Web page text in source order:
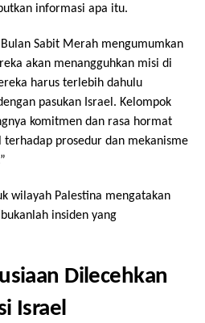
informasi apa itu.
Sabit Merah mengumumkan
akan menangguhkan misi di
harus terlebih dahulu
pasukan Israel. Kelompok
komitmen dan rasa hormat
terhadap prosedur dan mekanisme
wilayah Palestina mengatakan
insiden yang
Dilecehkan
Israel